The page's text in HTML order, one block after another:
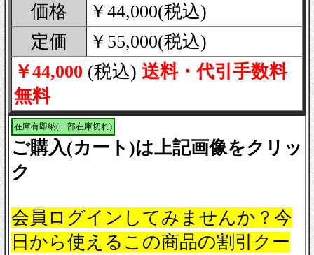
価格
￥44,000(税込)
定価
￥55,000(税込)
￥44,000 (税込) 送料・代引手数料
無料
在庫有即納(一部在庫切れ)
ご購入(カート)は上記画像をクリッ
ク
会員ログインしてみませんか？今
日から使えるこの商品の割引クー